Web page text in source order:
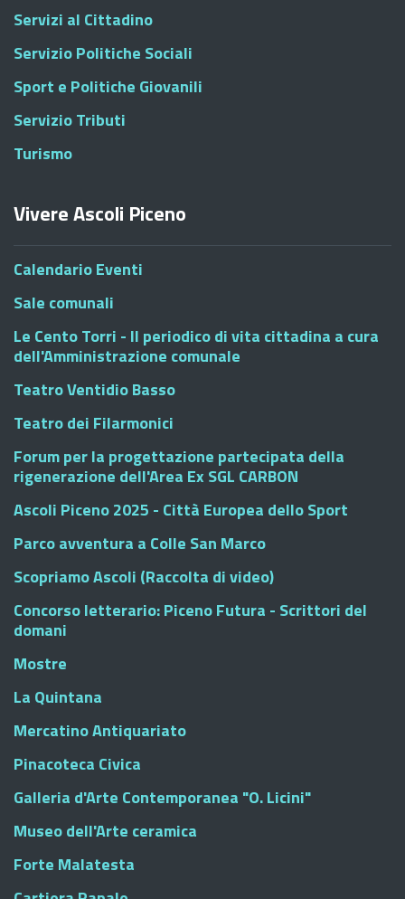
Servizi al Cittadino
Servizio Politiche Sociali
Sport e Politiche Giovanili
Servizio Tributi
Turismo
Vivere Ascoli Piceno
Calendario Eventi
Sale comunali
Le Cento Torri - Il periodico di vita cittadina a cura
dell'Amministrazione comunale
Teatro Ventidio Basso
Teatro dei Filarmonici
Forum per la progettazione partecipata della
rigenerazione dell'Area Ex SGL CARBON
Ascoli Piceno 2025 - Città Europea dello Sport
Parco avventura a Colle San Marco
Scopriamo Ascoli (Raccolta di video)
Concorso letterario: Piceno Futura - Scrittori del
domani
Mostre
La Quintana
Mercatino Antiquariato
Pinacoteca Civica
Galleria d'Arte Contemporanea "O. Licini"
Museo dell'Arte ceramica
Forte Malatesta